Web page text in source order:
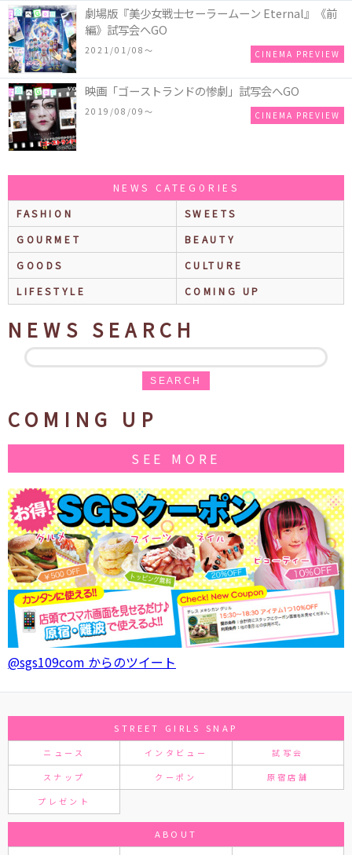
劇場版『美少女戦士セーラームーン Eternal』《前
編》試写会へGO
2021/01/08〜 CINEMA PREVIEW
映画「ゴーストランドの惨劇」試写会へGO
2019/08/09〜 CINEMA PREVIEW
NEWS CATEGORIES
FASHION
SWEETS
GOURMET
BEAUTY
GOODS
CULTURE
LIFESTYLE
COMING UP
NEWS SEARCH
SEARCH
COMING UP
SEE MORE
@sgs109com からのツイート
STREET GIRLS SNAP
ニュース インタビュー 試写会
スナップ クーポン 原宿店舗
プレゼント
ABOUT